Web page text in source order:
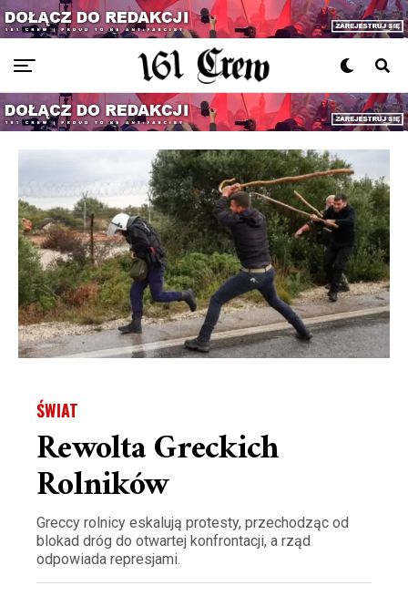
ŚWIAT
Rewolta Greckich
Rolników
Greccy rolnicy eskalują protesty, przechodząc od
blokad dróg do otwartej konfrontacji, a rząd
odpowiada represjami.